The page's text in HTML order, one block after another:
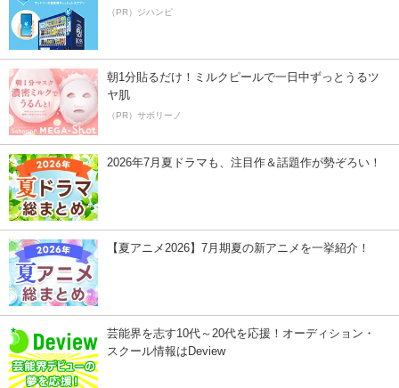
（PR）ジハンピ
朝1分貼るだけ！ミルクピールで一日中ずっとうるツ
ヤ肌
（PR）サボリーノ
2026年7月夏ドラマも、注目作＆話題作が勢ぞろい！
【夏アニメ2026】7月期夏の新アニメを一挙紹介！
芸能界を志す10代～20代を応援！オーディション・
スクール情報はDeview